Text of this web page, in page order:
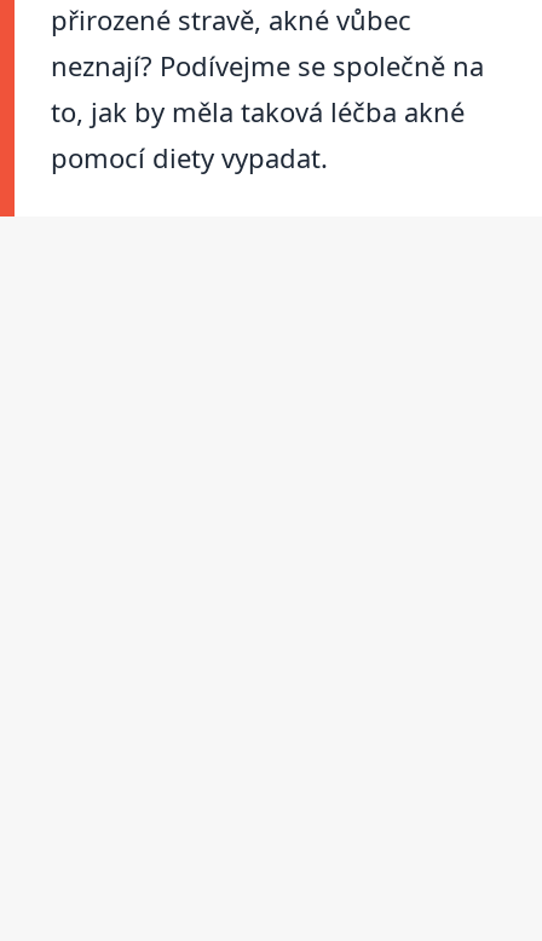
přirozené stravě, akné vůbec
neznají? Podívejme se společně na
to, jak by měla taková léčba akné
pomocí diety vypadat.